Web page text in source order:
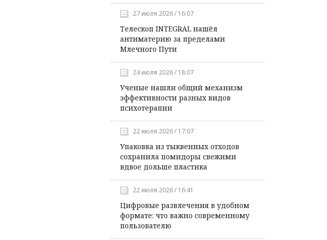
27 июля 2026 / 16:07
Телескоп INTEGRAL нашёл
антиматерию за пределами
Млечного Пути
24 июля 2026 / 18:07
Ученые нашли общий механизм
эффективности разных видов
психотерапии
22 июля 2026 / 17:07
Упаковка из тыквенных отходов
сохранила помидоры свежими
вдвое дольше пластика
22 июля 2026 / 16:41
Цифровые развлечения в удобном
формате: что важно современному
пользователю